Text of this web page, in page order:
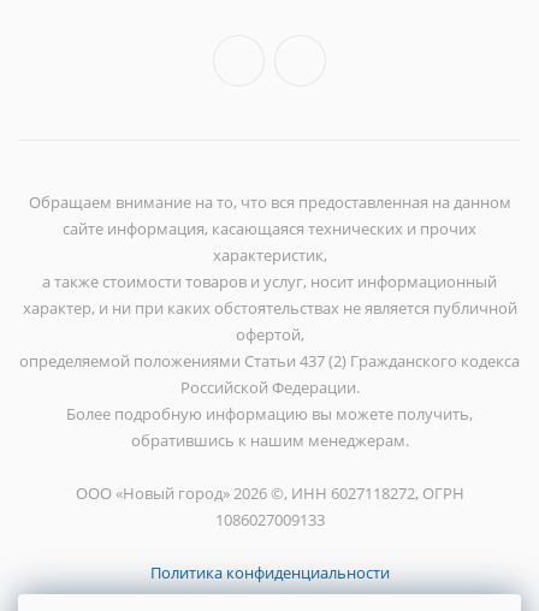
Обращаем внимание на то, что вся предоставленная на данном
сайте информация, касающаяся технических и прочих
характеристик,
а также стоимости товаров и услуг, носит информационный
характер, и ни при каких обстоятельствах не является публичной
офертой,
определяемой положениями Статьи 437 (2) Гражданского кодекса
Российской Федерации.
Более подробную информацию вы можете получить,
обратившись к нашим менеджерам.
ООО «Новый город» 2026 ©, ИНН 6027118272, ОГРН
1086027009133
Политика конфиденциальности